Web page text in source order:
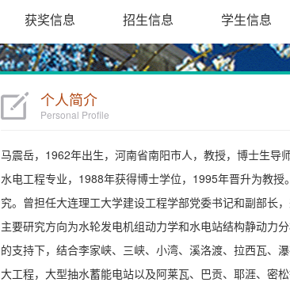
获奖信息 招生信息 学生信息
个人简介
Personal Profile
马震岳，1962年出生，河南省南阳市人，教授，博士生
水电工程专业，1988年获得博士学位，1995年晋升为教
究。曾担任大连理工大学建设工程学部党委书记和副部长
主要研究方向为水轮发电机组动力学和水电站结构静动力
的支持下，结合李家峡、三峡、小湾、溪洛渡、拉西瓦、
大工程，大型抽水蓄能电站以及阿莱瓦、巴贡、耶涯、密